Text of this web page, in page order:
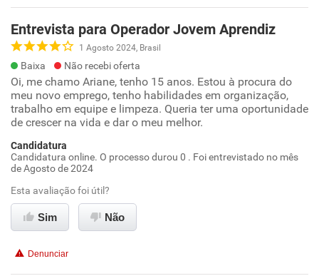
Entrevista para Operador Jovem Aprendiz
1 Agosto 2024, Brasil
Baixa Não recebi oferta
Oi, me chamo Ariane, tenho 15 anos. Estou à procura do
meu novo emprego, tenho habilidades em organização,
trabalho em equipe e limpeza. Queria ter uma oportunidade
de crescer na vida e dar o meu melhor.
Candidatura
Candidatura online. O processo durou 0 . Foi entrevistado no mês
de Agosto de 2024
Esta avaliação foi útil?
Sim Não
Denunciar